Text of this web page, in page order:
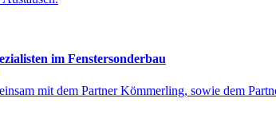
im Fenstersonderbau
mit dem Partner Kömmerling, sowie dem